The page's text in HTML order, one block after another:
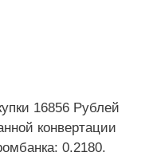
16856 Рублей
конвертации
0.2180.